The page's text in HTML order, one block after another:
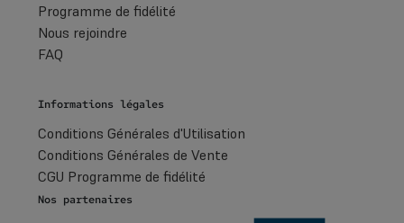
Programme de fidélité
Nous rejoindre
FAQ
Informations légales
Conditions Générales d'Utilisation
Conditions Générales de Vente
CGU Programme de fidélité
Nos partenaires